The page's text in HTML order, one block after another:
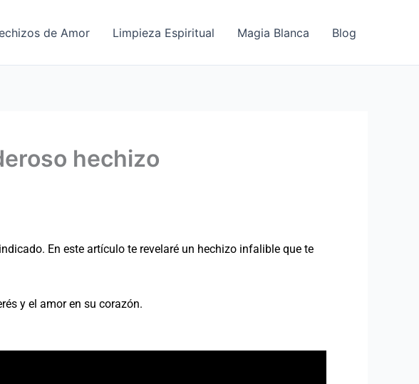
de Amor Limpieza Espiritual Magia Blanca Blog
hechizo
En este artículo te revelaré un hechizo infalible que te
y el amor en su corazón.